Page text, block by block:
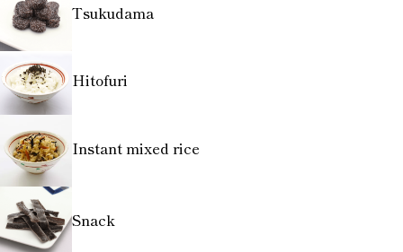
Tsukudama
Hitofuri
Instant mixed rice
Snack